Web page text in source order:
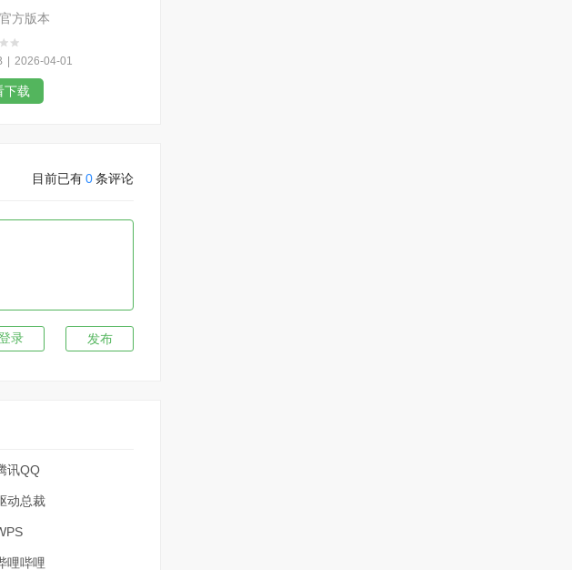
方版本
| 2026-04-01
下载
目前已有0条评论
发布
讯QQ
动总裁
哩哔哩